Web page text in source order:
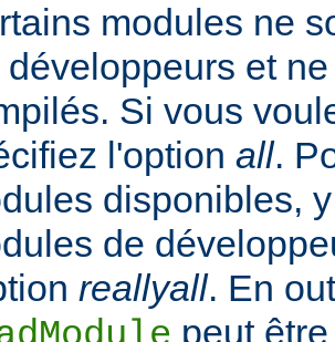
modules ne
développeurs et
Si vous
l'option all.
disponibles,
de
reallyall. En
peut